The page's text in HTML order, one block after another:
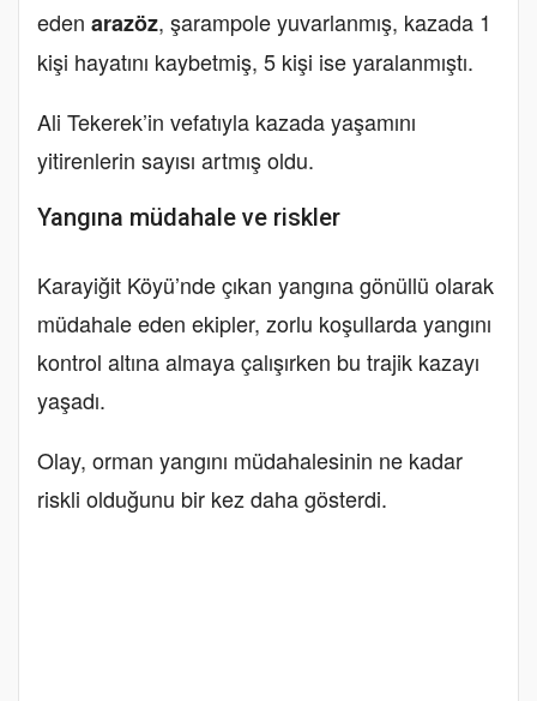
eden arazöz, şarampole yuvarlanmış, kazada 1
kişi hayatını kaybetmiş, 5 kişi ise yaralanmıştı.
Ali Tekerek’in vefatıyla kazada yaşamını
yitirenlerin sayısı artmış oldu.
Yangına müdahale ve riskler
Karayiğit Köyü’nde çıkan yangına gönüllü olarak
müdahale eden ekipler, zorlu koşullarda yangını
kontrol altına almaya çalışırken bu trajik kazayı
yaşadı.
Olay, orman yangını müdahalesinin ne kadar
riskli olduğunu bir kez daha gösterdi.